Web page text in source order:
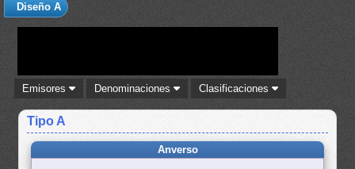
Diseño A
Emisores Denominaciones Clasificaciones
Tipo A
Anverso